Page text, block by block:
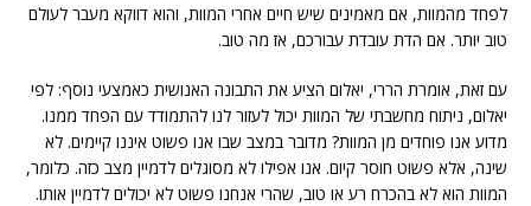
לפחד מהמוות, אם מאמינים שיש חיים אחרי המוות, והוא דווקא מעבר לעולם
טוב יותר. אם הדת עובדת עבורכם, אז מה טוב.
עם זאת, אומרת הררי, יאלום הציע את התבונה האנושית כאמצעי נוסף: לפי
יאלום, ניתוח מחשבתי של המוות יכול לעזור לנו להתמודד עם הפחד ממנו.
מדוע אנו פוחדים מן המוות? מדובר במצב שבו אנו פשוט איננו קיימים. לא
שינה, אלא פשוט חוסר קיום. אנו אפילו לא מסוגלים לדמיין מצב כזה. כלומר,
המוות הוא לא בהכרח רע או טוב, שהרי אנחנו פשוט לא יכולים לדמיין אותו.